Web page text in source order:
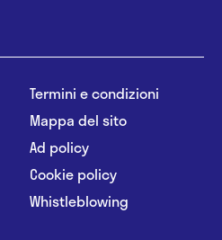
Termini e condizioni
Mappa del sito
Ad policy
Cookie policy
Whistleblowing